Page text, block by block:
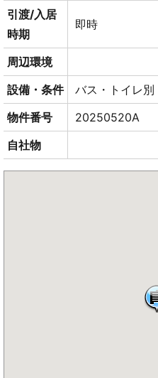
引渡/入居
時期
即時
周辺環境
設備・条件
バス・トイレ別
物件番号
20250520A
自社物